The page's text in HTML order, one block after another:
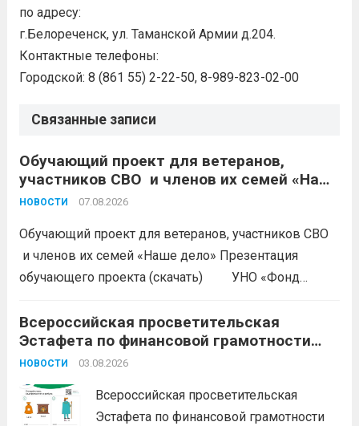
по адресу:
г.Белореченск, ул. Таманской Армии д.204.
Контактные телефоны:
Городской: 8 (861 55) 2-22-50, 8-989-823-02-00
Связанные записи
Обучающий проект для ветеранов,
участников СВО и членов их семей «Наше
дело»
НОВОСТИ 07.08.2026
Обучающий проект для ветеранов, участников СВО
и членов их семей «Наше дело» Презентация
обучающего проекта (скачать) УНО «Фонд
продолжается прием заявок на бесплатное участие в
обучающем проекте «Наше дело». Обучение
ориентировано на ветеранов боевых...
Всероссийская просветительская
Эстафета по финансовой грамотности
«Мои финансы»
НОВОСТИ 03.08.2026
Всероссийская просветительская
Эстафета по финансовой грамотности